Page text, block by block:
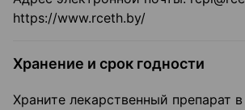
https://www.rceth.by/
Хранение и срок годности
Храните лекарственный препарат